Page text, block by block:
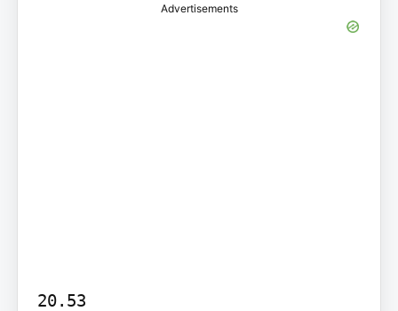
Advertisements
20.53